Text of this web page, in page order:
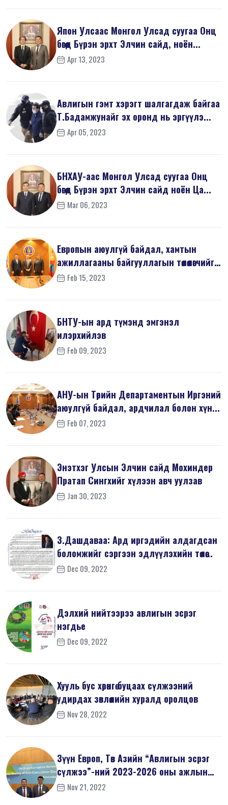
Япон Улсаас Монгол Улсад суугаа Онц
бөгөөд Бүрэн эрхт Элчин сайд, ноён...
Apr 13, 2023
Авлигын гэмт хэрэгт шалгагдаж байгаа
Т.Бадамжунайг эх оронд нь эргүүлэ...
Apr 05, 2023
БНХАУ-аас Монгол Улсад суугаа Онц
бөгөөд Бүрэн эрхт Элчин сайд ноён Ца...
Mar 06, 2023
Европын аюулгүй байдал, хамтын
ажиллагааны байгууллагын төлөөлөгчийг
х...Feb 15, 2023
БНТУ-ын ард түмэнд эмгэнэл
илэрхийлэв
Feb 09, 2023
АНУ-ын Төрийн Департаментын Иргэний
аюулгүй байдал, ардчилал болон хүн...
Feb 07, 2023
Энэтхэг Улсын Элчин сайд Мохиндер
Пратап Сингхийг хүлээн авч уулзав
Jan 30, 2023
З.Дашдаваа: Ард иргэдийн алдагдсан
боломжийг сэргээн эдлүүлэхийн төлөө...
Dec 09, 2022
Дэлхий нийтээрээ авлигын эсрэг
нэгдье
Dec 09, 2022
Хууль бус хөрөнгө буцаах сүлжээний
удирдах зөвлөлийн хуралд оролцов
Nov 28, 2022
Зүүн Европ, Төв Азийн “Авлигын эсрэг
сүлжээ”-ний 2023-2026 оны ажлын
т...Nov 21, 2022